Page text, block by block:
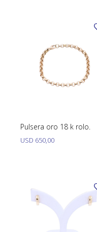
Pulsera oro 18 k rolo.
USD 650,00